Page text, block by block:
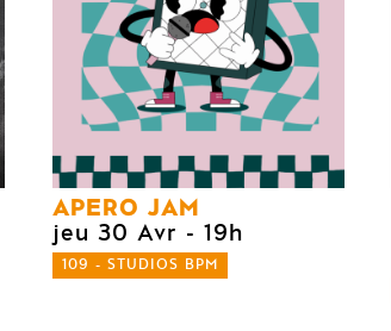
APERO JAM
jeu 30 Avr - 19h
109 - STUDIOS BPM